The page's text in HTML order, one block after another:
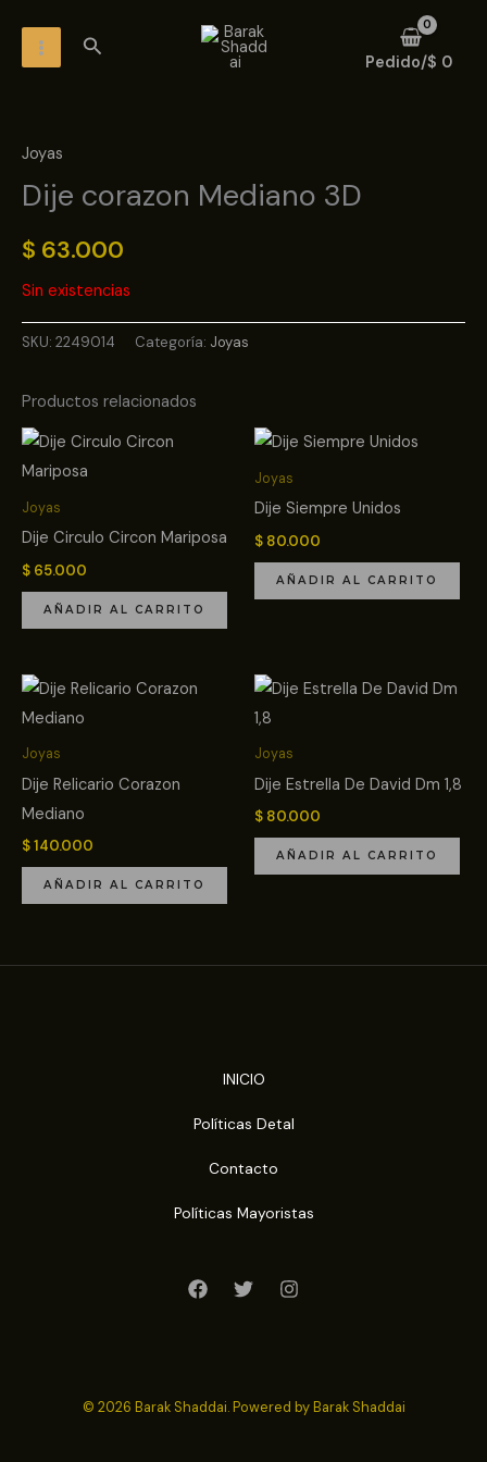
contenidoMENU
Buscar
Pedido/$ 0
Joyas
Dije corazon Mediano 3D
$ 63.000
Sin existencias
SKU: 2249014 Categoría: Joyas
Productos relacionados
Joyas
Dije Circulo Circon Mariposa
$ 65.000
AÑADIR AL CARRITO
Joyas
Dije Siempre Unidos
$ 80.000
AÑADIR AL CARRITO
Joyas
Dije Relicario Corazon
Mediano
$140.000
AÑADIR AL CARRITO
Joyas
Dije Estrella De David Dm 1,8
$ 80.000
AÑADIR AL CARRITO
INICIO
Políticas Detal
Contacto
Políticas Mayoristas
© 2026 Barak Shaddai. Powered by Barak Shaddai